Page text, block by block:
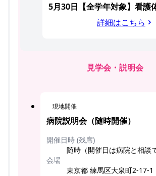
5月30日【全学年対象】看護
詳細はこちら
見学会・説明会
現地開催
病院説明会（随時開催）
開催日時 (残席)
随時（開催日は病院と相談
会場
東京都 練馬区大泉町2-17-1